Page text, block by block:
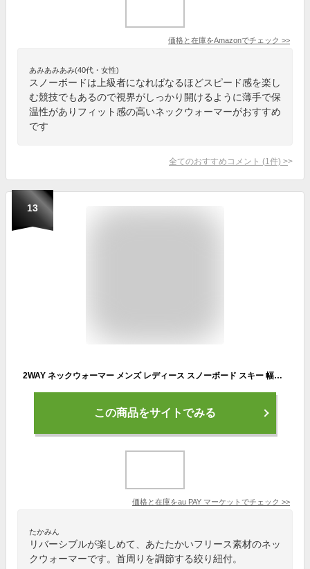
価格と在庫をAmazonでチェック >>
あみあみあみ(40代・女性)
スノーボードは上級者になればなるほどスピード感を楽し
む競技でもあるので視界がしっかり開けるように薄手で保
温性がありフィット感の高いネックウォーマーがおすすめ
です
全てのおすすめコメント (1 件) >
13
2WAY ネックウォーマー メンズ レディース スノーボード スキー 幅広 フリース Level(レベル) 5410 防寒 スノボ バイク 自転車
この商品をサイトでみる
価格と在庫をau PAY マーケット でチェック >>
たかみん
リバーシブルが楽しめて、あたたかいフリース素材のネッ
クウォーマーです。首周りを調節する絞り紐付。